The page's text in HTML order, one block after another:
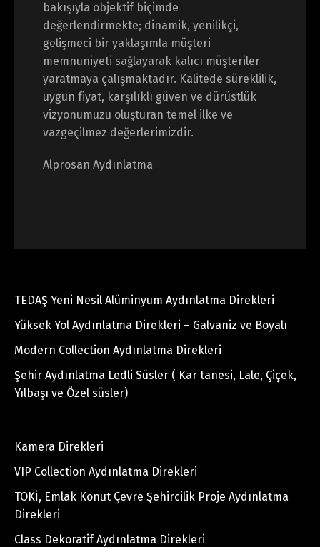
bakışıyla objektif biçimde
değerlendirmekte; dinamik, yenilikçi,
gelişmeci bir yaklaşımla müşteri
memnuniyeti sağlayarak kalıcı müşteriler
yaratmaya çalışmaktadır. Kalitede süreklilik,
uygun fiyat, karşılıklı güven ve dürüstlük
vizyonumuzu oluşturan temel ilke ve
vazgeçilmez değerlerimizdir.
Alprosan Aydınlatma
TEDAŞ Yeni Nesil Alüminyum Aydınlatma Direkleri
Yüksek Yol Aydınlatma Direkleri – Galvaniz ve Boyalı
Modern Collection Aydınlatma Direkleri
Şehir Aydınlatma Ledli Süsler ( Kar tanesi, Lale, Çiçek,
Yılbaşı ve Özel süsler)
Kamera Direkleri
VIP Collection Aydınlatma Direkleri
TOKİ, Emlak Konut Çevre Şehircilik Proje Aydınlatma
Direkleri
Class Dekoratif Aydınlatma Direkleri